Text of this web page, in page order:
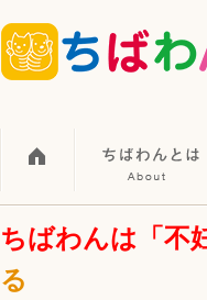
ちばわんは「不
る